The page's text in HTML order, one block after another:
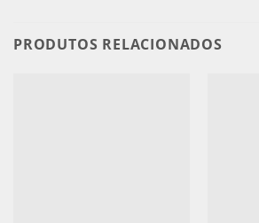
PRODUTOS RELACIONADOS